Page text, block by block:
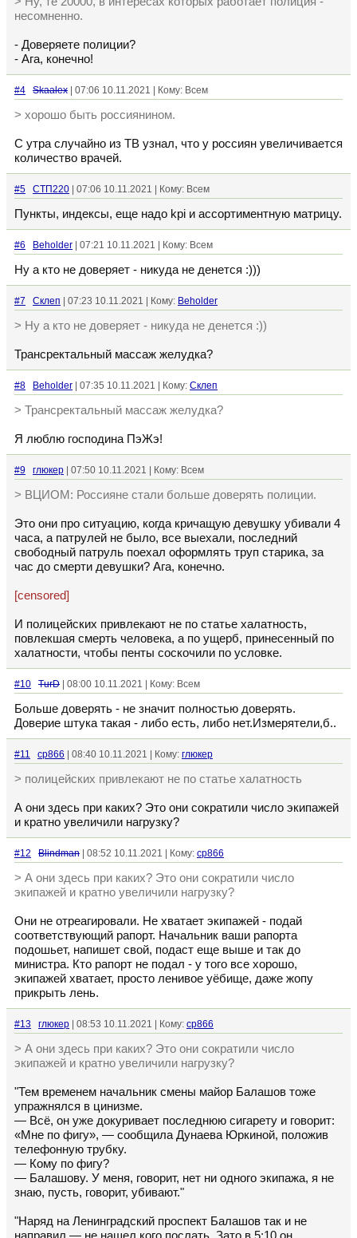
несомненно.
- Доверяете полиции?
- Ага, конечно!
#4 Skaalex | 07:06 10.11.2021 | Кому: Всем
> хорошо быть россиянином.
С утра случайно из ТВ узнал, что у россиян увеличивается
количество врачей.
#5 СТП220 | 07:06 10.11.2021 | Кому: Всем
Пункты, индексы, еще надо kpi и ассортиментную матрицу.
#6 Beholder | 07:21 10.11.2021 | Кому: Всем
Ну а кто не доверяет - никуда не денется :)))
#7 Склеп | 07:23 10.11.2021 | Кому: Beholder
> Ну а кто не доверяет - никуда не денется :))
Трансректальный массаж желудка?
#8 Beholder | 07:35 10.11.2021 | Кому: Склеп
> Трансректальный массаж желудка?
Я люблю господина ПэЖэ!
#9 глюкер | 07:50 10.11.2021 | Кому: Всем
> ВЦИОМ: Россияне стали больше доверять полиции.
Это они про ситуацию, когда кричащую девушку убивали 4
часа, а патрулей не было, все выехали, последний
свободный патруль поехал оформлять труп старика, за
час до смерти девушки? Ага, конечно.
[censored]
И полицейских привлекают не по статье халатность,
повлекшая смерть человека, а по ущерб, принесенный по
халатности, чтобы пенты соскочили по условке.
#10 TurD | 08:00 10.11.2021 | Кому: Всем
Больше доверять - не значит полностью доверять.
Доверие штука такая - либо есть, либо нет.Измерятели,б..
#11 cp866 | 08:40 10.11.2021 | Кому: глюкер
> полицейских привлекают не по статье халатность
А они здесь при каких? Это они сократили число экипажей
и кратно увеличили нагрузку?
#12 Blindman | 08:52 10.11.2021 | Кому: cp866
> А они здесь при каких? Это они сократили число
экипажей и кратно увеличили нагрузку?
Они не отреагировали. Не хватает экипажей - подай
соответствующий рапорт. Начальник ваши рапорта
подошьет, напишет свой, подаст еще выше и так до
министра. Кто рапорт не подал - у того все хорошо,
экипажей хватает, просто ленивое уёбище, даже жопу
прикрыть лень.
#13 глюкер | 08:53 10.11.2021 | Кому: cp866
> А они здесь при каких? Это они сократили число
экипажей и кратно увеличили нагрузку?
"Тем временем начальник смены майор Балашов тоже
упражнялся в цинизме.
— Всё, он уже докуривает последнюю сигарету и говорит:
«Мне по фигу», — сообщила Дунаева Юркиной, положив
телефонную трубку.
— Кому по фигу?
— Балашову. У меня, говорит, нет ни одного экипажа, я не
знаю, пусть, говорит, убивают."
"Наряд на Ленинградский проспект Балашов так и не